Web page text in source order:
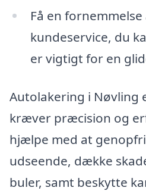
Få en fornemmelse
kundeservice, du
er vigtigt for en
Autolakering i Nøvling
kræver præcision og
hjælpe med at
udseende, dække
buler, samt beskytte